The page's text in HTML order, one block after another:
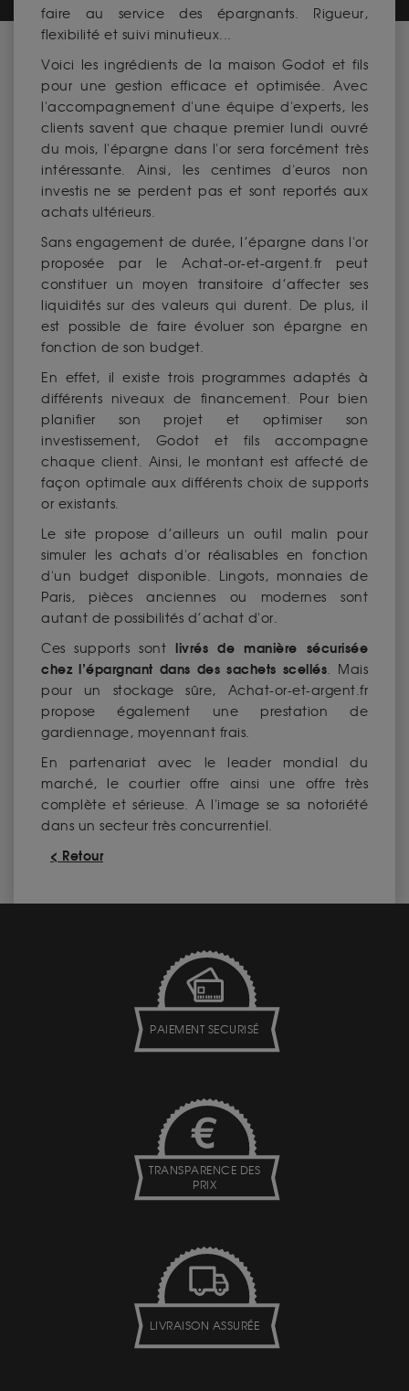
faire au service des épargnants. Rigueur,
flexibilité et suivi minutieux...
Voici les ingrédients de la maison Godot et fils
pour une gestion efficace et optimisée. Avec
l'accompagnement d'une équipe d'experts, les
clients savent que chaque premier lundi ouvré
du mois, l'épargne dans l'or sera forcément très
intéressante. Ainsi, les centimes d'euros non
investis ne se perdent pas et sont reportés aux
achats ultérieurs.
Sans engagement de durée, l’épargne dans l'or
proposée par le Achat-or-et-argent.fr peut
constituer un moyen transitoire d’affecter ses
liquidités sur des valeurs qui durent. De plus, il
est possible de faire évoluer son épargne en
fonction de son budget.
En effet, il existe trois programmes adaptés à
différents niveaux de financement. Pour bien
planifier son projet et optimiser son
investissement, Godot et fils accompagne
chaque client. Ainsi, le montant est affecté de
façon optimale aux différents choix de supports
or existants.
Le site propose d’ailleurs un outil malin pour
simuler les achats d'or réalisables en fonction
d'un budget disponible. Lingots, monnaies de
Paris, pièces anciennes ou modernes sont
autant de possibilités d’achat d'or.
Ces supports sont
livrés de manière sécurisée
chez l’épargnant dans des sachets scellés. Mais
pour un stockage sûre, Achat-or-et-argent.fr
propose également une prestation de
gardiennage, moyennant frais.
En partenariat avec le leader mondial du
marché, le courtier offre ainsi une offre très
complète et sérieuse. A l'image se sa notoriété
dans un secteur très concurrentiel.
< Retour
PAIEMENT SECURISÉ
TRANSPARENCE DES
PRIX
LIVRAISON ASSURÉE